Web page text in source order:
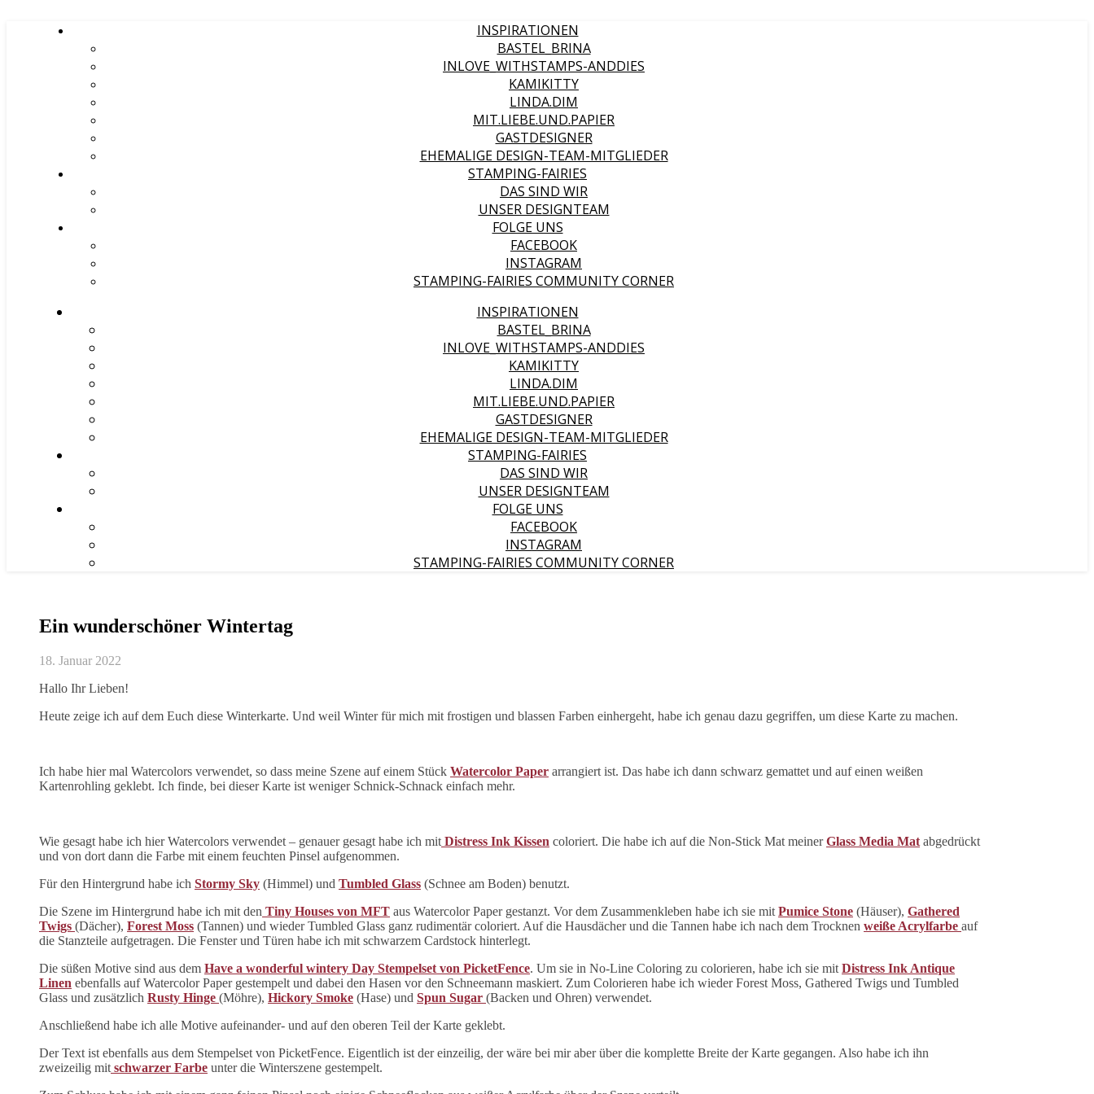
INSPIRATIONEN
BASTEL_BRINA
INLOVE_WITHSTAMPS-ANDDIES
KAMIKITTY
LINDA.DIM
MIT.LIEBE.UND.PAPIER
GASTDESIGNER
EHEMALIGE DESIGN-TEAM-MITGLIEDER
STAMPING-FAIRIES
DAS SIND WIR
UNSER DESIGNTEAM
FOLGE UNS
FACEBOOK
INSTAGRAM
STAMPING-FAIRIES COMMUNITY CORNER
INSPIRATIONEN
BASTEL_BRINA
INLOVE_WITHSTAMPS-ANDDIES
KAMIKITTY
LINDA.DIM
MIT.LIEBE.UND.PAPIER
GASTDESIGNER
EHEMALIGE DESIGN-TEAM-MITGLIEDER
STAMPING-FAIRIES
DAS SIND WIR
UNSER DESIGNTEAM
FOLGE UNS
FACEBOOK
INSTAGRAM
STAMPING-FAIRIES COMMUNITY CORNER
Ein wunderschöner Wintertag
18. Januar 2022
Hallo Ihr Lieben!
Heute zeige ich auf dem Euch diese Winterkarte. Und weil Winter für mich mit frostigen und blassen Farben einhergeht, habe ich genau dazu gegriffen, um diese Karte zu machen.
Ich habe hier mal Watercolors verwendet, so dass meine Szene auf einem Stück Watercolor Paper arrangiert ist. Das habe ich dann schwarz gemattet und auf einen weißen
Kartenrohling geklebt. Ich finde, bei dieser Karte ist weniger Schnick-Schnack einfach mehr.
Wie gesagt habe ich hier Watercolors verwendet – genauer gesagt habe ich mit Distress Ink Kissen coloriert. Die habe ich auf die Non-Stick Mat meinerGlass Media Mat abgedrückt
und von dort dann die Farbe mit einem feuchten Pinsel aufgenommen.
Für den Hintergrund habe ich Stormy Sky (Himmel) und Tumbled Glass (Schnee am Boden) benutzt.
Die Szene im Hintergrund habe ich mit den Tiny Houses von MFT aus Watercolor Paper gestanzt. Vor dem Zusammenkleben habe ich sie mit Pumice Stone (Häuser), Gathered
Twigs (Dächer), Forest Moss (Tannen) und wieder Tumbled Glass ganz rudimentär coloriert. Auf die Hausdächer und die Tannen habe ich nach dem Trocknen weiße Acrylfarbe auf
die Stanzteile aufgetragen. Die Fenster und Türen habe ich mit schwarzem Cardstock hinterlegt.
Die süßen Motive sind aus dem Have a wonderful wintery Day Stempelset von PicketFence. Um sie in No-Line Coloring zu colorieren, habe ich sie mit Distress Ink Antique
Linen ebenfalls auf Watercolor Paper gestempelt und dabei den Hasen vor den Schneemann maskiert. Zum Colorieren habe ich wieder Forest Moss, Gathered Twigs und Tumbled
Glass und zusätzlich Rusty Hinge (Möhre), Hickory Smoke (Hase) und Spun Sugar (Backen und Ohren) verwendet.
Anschließend habe ich alle Motive aufeinander- und auf den oberen Teil der Karte geklebt.
Der Text ist ebenfalls aus dem Stempelset von PicketFence. Eigentlich ist der einzeilig, der wäre bei mir aber über die komplette Breite der Karte gegangen. Also habe ich ihn
zweizeilig mit schwarzer Farbe unter die Winterszene gestempelt.